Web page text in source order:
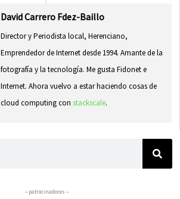
David Carrero Fdez-Baillo
Director y Periodista local, Herenciano,
Emprendedor de Internet desde 1994. Amante de la
fotografía y la tecnología. Me gusta Fidonet e
Internet. Ahora vuelvo a estar haciendo cosas de
cloud computing con stackscale.
– patrocinadores –